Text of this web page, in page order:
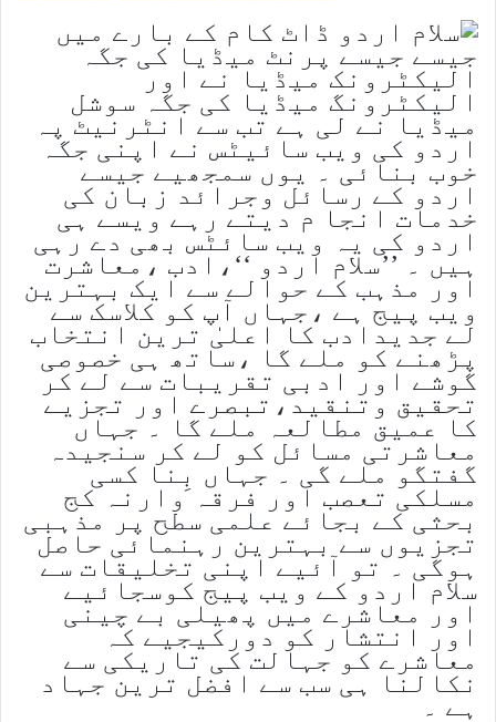
جیسے جیسے پرنٹ میڈیا کی جگہ
الیکٹرونک میڈیا نے اور
الیکٹرونگ میڈیا کی جگہ سوشل
میڈیا نے لی ہے تب سے انٹرنیٹ پہ
اردو کی ویب سائیٹس نے اپنی جگہ
خوب بنائی ۔ یوں سمجھیے جیسے
اردو کے رسائل وجرائد زبان کی
خدمات انجا م دیتے رہے ویسے ہی
اردو کی یہ ویب سائٹس بھی دے رہی
ہیں ۔ ’’سلام اردو ‘‘،ادب ،معاشرت
اور مذہب کے حوالے سے ایک بہترین
ویب پیج ہے ،جہاں آپ کو کلاسک سے
لے جدیدادب کا اعلیٰ ترین انتخاب
پڑھنے کو ملے گا ،ساتھ ہی خصوصی
گوشے اور ادبی تقریبات سے لے کر
تحقیق وتنقید،تبصرے اور تجزیے
کا عمیق مطالعہ ملے گا ۔ جہاں
معاشرتی مسائل کو لے کر سنجیدہ
گفتگو ملے گی ۔ جہاں بِنا کسی
مسلکی تعصب اور فرقہ وارنہ کج
بحثی کے بجائے علمی سطح پر مذہبی
تجزیوں سے بہترین رہنمائی حاصل
ہوگی ۔ تو آئیے اپنی تخلیقات سے
سلام اردو کے ویب پیج کوسجائیے
اور معاشرے میں پھیلی بے چینی
اور انتشار کو دورکیجیے کہ
معاشرے کو جہالت کی تاریکی سے
نکالنا ہی سب سے افضل ترین جہاد
ہے ۔